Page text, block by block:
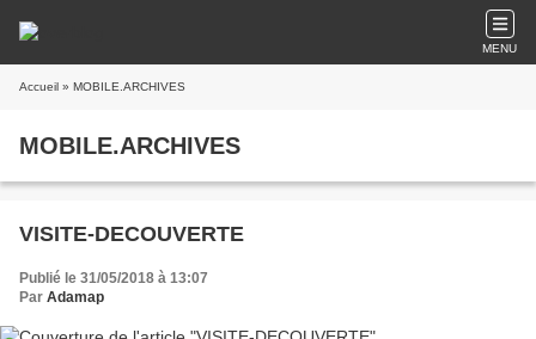
MENU
Accueil » MOBILE.ARCHIVES
MOBILE.ARCHIVES
VISITE-DECOUVERTE
Publié le 31/05/2018 à 13:07
Par Adamap